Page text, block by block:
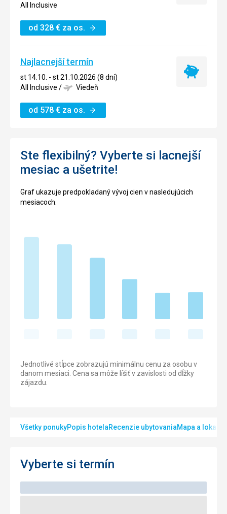
All Inclusive
od 328 € za os.
Najlacnejší termín
st 14.10. - st 21.10.2026 (8 dní)
All Inclusive / Viedeň
od 578 € za os.
Najlacnejší
Ste flexibilný? Vyberte si lacnejší
mesiac a ušetrite!
Graf ukazuje predpokladaný vývoj cien v nasledujúcich
mesiacoch.
Jednotlivé stĺpce zobrazujú minimálnu cenu za osobu v
danom mesiaci. Cena sa môže líšiť v zavislosti od dĺžky
zájazdu.
Všetky ponukyPopis hotelaRecenzie ubytovaniaMapa a lokalita
Vyberte si termín